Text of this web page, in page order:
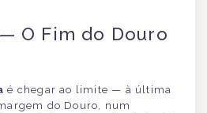
O Fim do Douro
é chegar ao limite — à última
do Douro, num